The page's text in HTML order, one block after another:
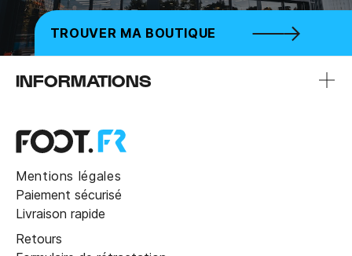
TROUVER MA BOUTIQUE
INFORMATIONS
Mentions légales
Paiement sécurisé
Livraison rapide
Retours